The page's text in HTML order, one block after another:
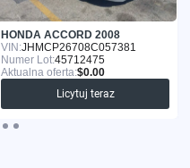
HONDA ACCORD 2008
VIN:JHMCP26708C057381
Numer Lot:45712475
Aktualna oferta:$0.00
Licytuj teraz